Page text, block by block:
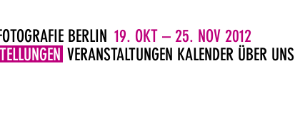
BERLIN 19. OKT – 25. NOV 2012
VERANSTALTUNGEN KALENDER ÜBER UNS